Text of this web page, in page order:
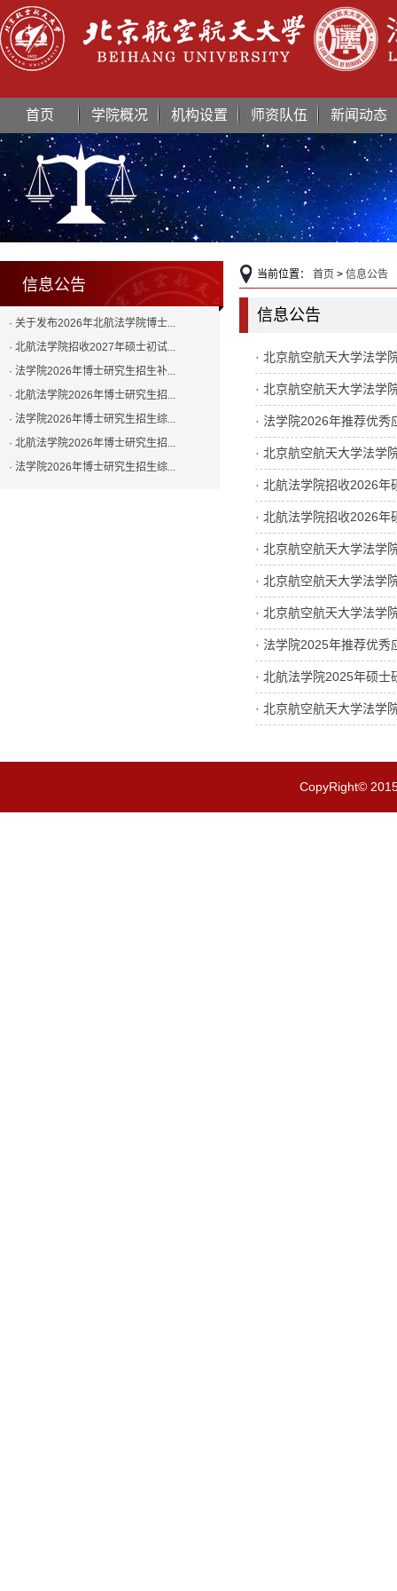
首页 学院概况 机构设置 师资队伍 新闻动态
信息公告
· 关于发布2026年北航法学院博士...
· 北航法学院招收2027年硕士初试...
· 法学院2026年博士研究生招生补...
· 北航法学院2026年博士研究生招...
· 法学院2026年博士研究生招生综...
· 北航法学院2026年博士研究生招...
· 法学院2026年博士研究生招生综...
当前位置： 首页 > 信息公告
信息公告
· 北京航空航天大学法学
· 北京航空航天大学法学
· 法学院2026年推荐优
· 北京航空航天大学法学
· 北航法学院招收2026年
· 北航法学院招收2026年
· 北京航空航天大学法学
· 北京航空航天大学法学
· 北京航空航天大学法学
· 法学院2025年推荐优
· 北航法学院2025年硕
· 北京航空航天大学法学
CopyRight©